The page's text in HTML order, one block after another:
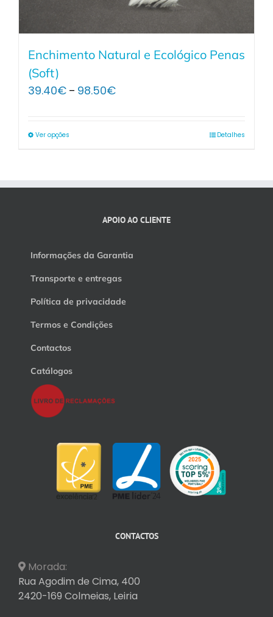
Enchimento Natural e Ecológico Penas
(Soft)
39.40€ – 98.50€Price
Ver opções Detalhes
APOIO AO CLIENTE
Informações da Garantia
Transporte e entregas
Política de privacidade
Termos e Condições
Contactos
Catálogos
CONTACTOS
Morada:
Rua Agodim de Cima, 400
2420-169 Colmeias, Leiria